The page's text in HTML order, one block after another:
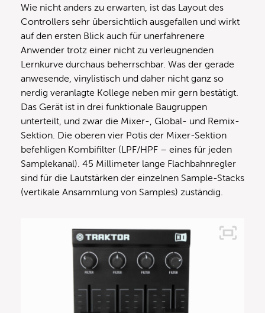
Wie nicht anders zu erwarten, ist das Layout des
Controllers sehr übersichtlich ausgefallen und wirkt
auf den ersten Blick auch für unerfahrenere
Anwender trotz einer nicht zu verleugnenden
Lernkurve durchaus beherrschbar. Was der gerade
anwesende, vinylistisch und daher nicht ganz so
nerdig veranlagte Kollege neben mir gern bestätigt.
Das Gerät ist in drei funktionale Baugruppen
unterteilt, und zwar die Mixer-, Global- und Remix-
Sektion. Die oberen vier Potis der Mixer-Sektion
befehligen Kombifilter (LPF/HPF – eines für jeden
Samplekanal). 45 Millimeter lange Flachbahnregler
sind für die Lautstärken der einzelnen Sample-Stacks
(vertikale Ansammlung von Samples) zuständig.